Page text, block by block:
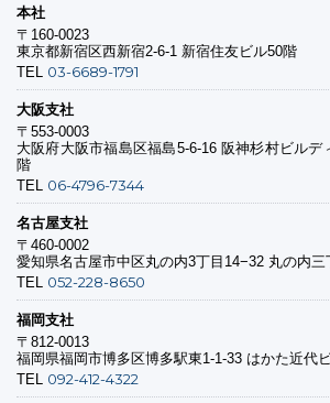
本社
〒160-0023
東京都新宿区西新宿2-6-1 新宿住友ビル50階
TEL 03-6689-1791
大阪支社
〒553-0003
大阪府大阪市福島区福島5-6-16 阪神杉村ビルデ
階
TEL 06-4796-7344
名古屋支社
〒460-0002
愛知県名古屋市中区丸の内3丁目14−32 丸の内三
TEL 052-228-8650
福岡支社
〒812-0013
福岡県福岡市博多区博多駅東1-1-33 はかた近代
TEL 092-412-4322